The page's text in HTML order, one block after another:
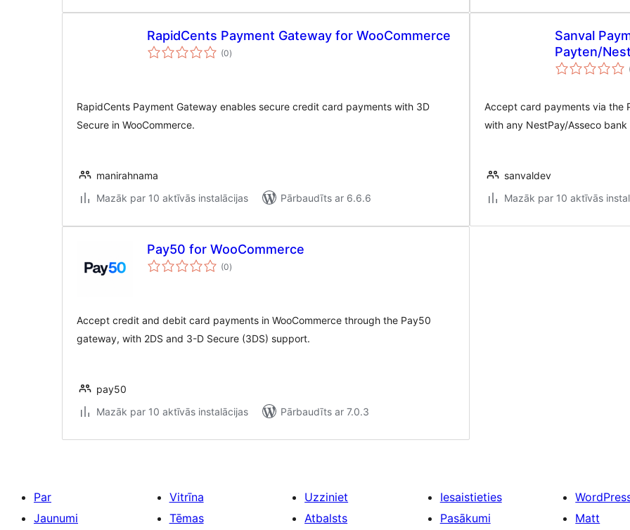
RapidCents Payment Gateway for WooCommerce
(0vērtējumu
kopsumma
)
RapidCents Payment Gateway enables secure credit card payments with 3D
Secure in WooCommerce.
manirahnama
Mazāk par 10 aktīvās instalācijas
Pārbaudīts ar 6.6.6
Sanval
Payten/
Accept card payments via the
with any NestPay/Asseco
sanvaldev
Mazāk par 10 aktīvās
Pay50 for WooCommerce
(0vērtējumu
kopsumma
)
Accept credit and debit card payments in WooCommerce through the Pay50
gateway, with 2DS and 3-D Secure (3DS) support.
pay50
Mazāk par 10 aktīvās instalācijas
Pārbaudīts ar 7.0.3
Par
Jaunumi
Vitrīna
Tēmas
Uzziniet
Atbalsts
Iesaistieties
Pasākumi
Matt